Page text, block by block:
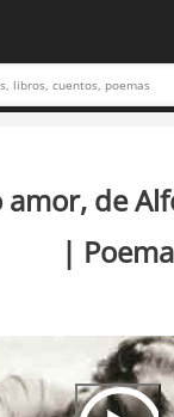
amor, de
| Poema
Video
Url